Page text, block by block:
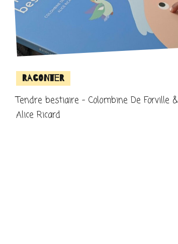
Raconter
Tendre bestiaire – Colombine De Forville &
Alice Ricard